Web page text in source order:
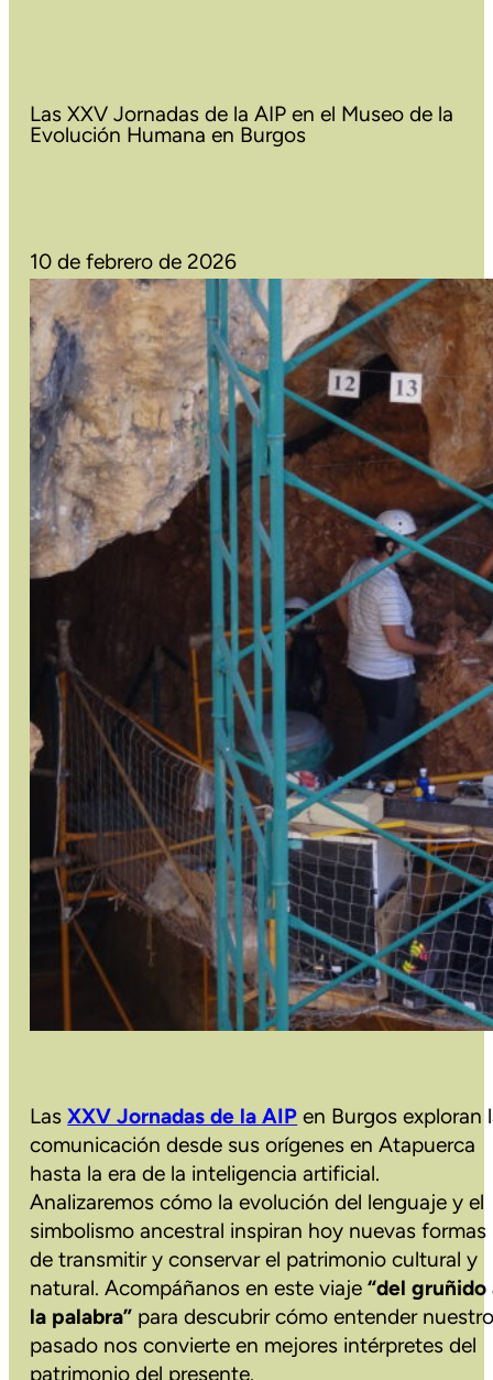
Las XXV Jornadas de la AIP en el Museo de la
Evolución Humana en Burgos
10 de febrero de 2026
LasXXV Jornadas de la AIP en Burgos exploran
comunicación desde sus orígenes en Atapuerca
hasta la era de la inteligencia artificial.
Analizaremos cómo la evolución del lenguaje y el
simbolismo ancestral inspiran hoy nuevas formas
de transmitir y conservar el patrimonio cultural y
natural. Acompáñanos en este viaje“del gruñido
la palabra” para descubrir cómo entender
pasado nos convierte en mejores intérpretes del
patrimonio del presente.